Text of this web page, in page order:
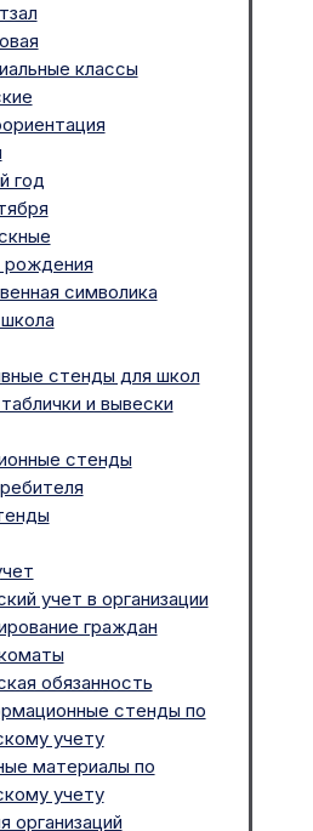
классы
год
символика
стенды для школ
и вывески
стенды
учет в организации
граждан
обязанность
стенды по
учету
материалы по
учету
организаций